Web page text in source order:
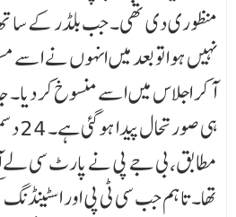
منظوری دی تھی۔ جب بلڈر کے ساتھ
نہیں ہوا تو بعد میں انہوں نے اسے
آ کر اجلاس میں اسے منسوخ کر دیا۔
ہی
مطابق، بی جے پی نے پارٹ سی لے
تھا۔ تاہم جب سی ٹی پی اور